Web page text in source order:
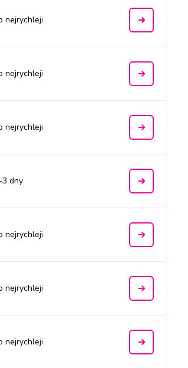
nejrychleji
nejrychleji
nejrychleji
dny
nejrychleji
nejrychleji
nejrychleji